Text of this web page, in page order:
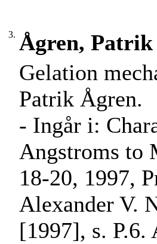
3. Ågren, Patrik
Gelation
Patrik Ågren.
- Ingår i:
Angstroms to
18-20, 1997,
Alexander V.
[1997], s. P.6.